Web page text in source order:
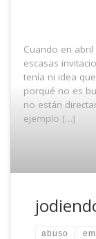
Cuando en
escasas
tenía ni idea
porqué no es
no están
ejemplo […]
abuso